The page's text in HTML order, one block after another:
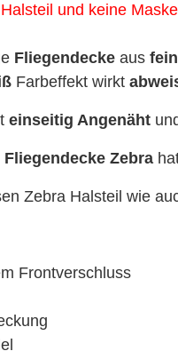
und keine Maske
Fliegendecke aus
Farbeffekt wirkt
einseitig Angenäht
Zebra
Zebra Halsteil wie
Frontverschluss